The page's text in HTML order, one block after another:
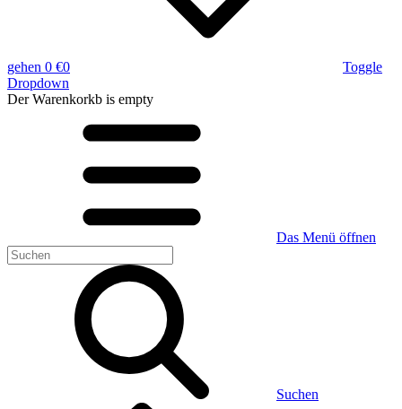
gehen 0 €0
Toggle
Dropdown
Der Warenkorkb is empty
Das Menü öffnen
Suchen